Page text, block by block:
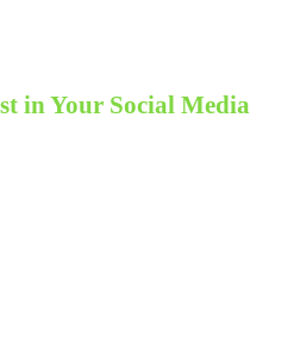
in Your Social Media